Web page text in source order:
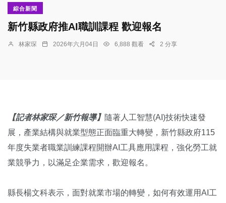
綜合新聞
新竹縣政府推AI職訓課程 歡迎報名
林家琛 2026年六月04日 6,888 觀看 2 分享
【記者林家琛／新竹報導】 隨著人工智慧(AI)技術快速發
展，產業結構與就業型態正面臨重大轉變，新竹縣政府115
年度失業者職業訓練課程開辦AI工具應用課程，強化勞工就
業競爭力，以滿足企業需求，歡迎報名。
縣長楊文科表示，面對就業市場的轉變，如何有效運用AI工